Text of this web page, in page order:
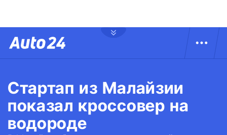
Стартап из Малайзии
показал кроссовер на
водороде